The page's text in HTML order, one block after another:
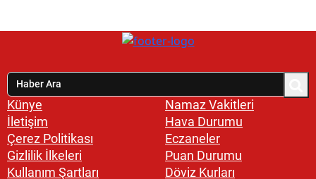
Künye
İletişim
Çerez Politikası
Gizlilik İlkeleri
Kullanım Şartları
Namaz Vakitleri
Hava Durumu
Eczaneler
Puan Durumu
Döviz Kurları